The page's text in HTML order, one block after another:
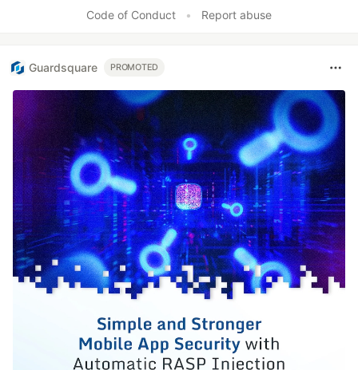
Code of Conduct • Report abuse
Guardsquare PROMOTED